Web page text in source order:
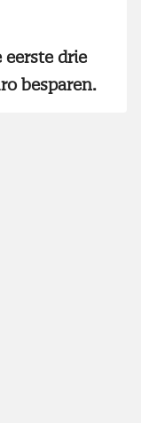
eerste drie
besparen.